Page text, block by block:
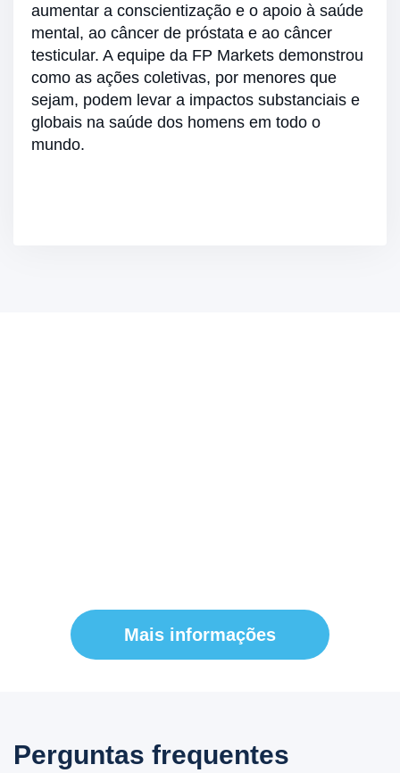
aumentar a conscientização e o apoio à saúde
mental, ao câncer de próstata e ao câncer
testicular. A equipe da FP Markets demonstrou
como as ações coletivas, por menores que
sejam, podem levar a impactos substanciais e
globais na saúde dos homens em todo o
mundo.
Mais informações
Perguntas frequentes